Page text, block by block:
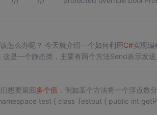
怎么办呢？ 今天就介绍一个如何利用C#实现编
是一个静态类，主要有两个方法Send表示发
想要返回多个值 ，例如某个方法将一个浮点数